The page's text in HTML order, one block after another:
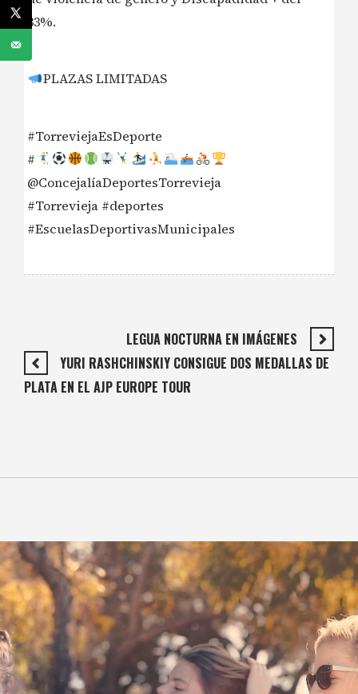
33%.
PLAZAS LIMITADAS
#TorreviejaEsDeporte
#
@ConcejalíaDeportesTorrevieja
#Torrevieja #deportes
#EscuelasDeportivasMunicipales
LEGUA NOCTURNA EN IMÁGENES
YURI RASHCHINSKIY CONSIGUE DOS MEDALLAS DE
PLATA EN EL AJP EUROPE TOUR